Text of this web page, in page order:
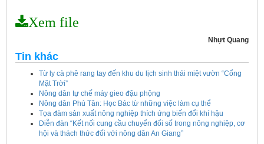
Xem file
Nhựt Quang
Tin khác
Từ ly cà phê rang tay đến khu du lịch sinh thái miệt vườn “Cổng
Mặt Trời”
Nông dân tự chế máy gieo đậu phộng
Nông dân Phú Tân: Học Bác từ những việc làm cụ thể
Tọa đàm sản xuất nông nghiệp thích ứng biến đổi khí hậu
Diễn đàn “Kết nối cung cầu chuyển đổi số trong nông nghiệp, cơ
hội và thách thức đối với nông dân An Giang”
Kế hoạch tổ chức Hội chợ triển lãm Nông nghiệp - Thương mại sản
phẩm nông thôn tiêu biểu tỉnh An Giang năm 2026